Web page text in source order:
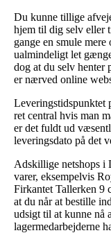
Du kunne tillige
hjem til dig selv eller
gange en smule
ualmindeligt let
dog at du selv henter
er nærved online
Leveringstidspunktet
ret central hvis man
er det fuldt ud
leveringsdato på det
Adskillige netshops i
varer, eksempelvis
Firkantet Tallerken 9
at du når at bestille
udsigt til at kunne nå
lagermedarbejderne